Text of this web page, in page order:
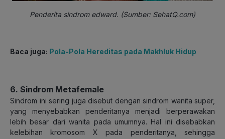
Penderita sindrom edward. (Sumber: SehatQ.com)
Baca juga: Pola-Pola Hereditas pada Makhluk Hidup
6. Sindrom Metafemale
Sindrom ini sering juga disebut dengan sindrom wanita super,
yang menyebabkan penderitanya menjadi berperawakan
lebih besar dari wanita pada umumnya. Hal ini disebabkan
kelebihan kromosom X pada penderitanya, sehingga